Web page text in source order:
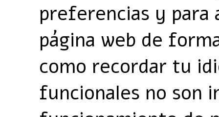
preferencias y
página web de
como recordar tu
funcionales no son